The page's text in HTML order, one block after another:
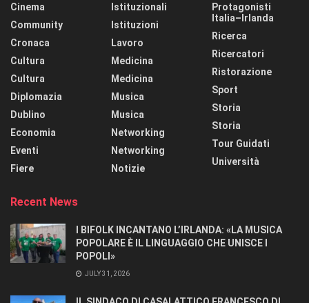
Cinema
Community
Cronaca
Cultura
Cultura
Diplomazia
Dublino
Economia
Eventi
Fiere
Istituzionali
Istituzioni
Lavoro
Medicina
Medicina
Musica
Musica
Networking
Networking
Notizie
Protagonisti
Italia–Irlanda
Ricerca
Ricercatori
Ristorazione
Sport
Storia
Storia
Tour Guidati
Università
Recent News
I BIFOLK INCANTANO L’IRLANDA: «LA MUSICA
POPOLARE È IL LINGUAGGIO CHE UNISCE I
POPOLI»
JULY 31, 2026